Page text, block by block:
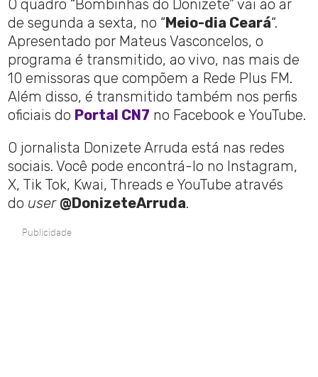
O quadro “Bombinhas do Donizete” vai ao ar
de segunda a sexta, no “ Meio-dia Ceará“.
Apresentado por Mateus Vasconcelos, o
programa é transmitido, ao vivo, nas mais de
10 emissoras que compõem a Rede Plus FM.
Além disso, é transmitido também nos perfis
oficiais do Portal CN7 no Facebook e YouTube.
O jornalista Donizete Arruda está nas redes
sociais. Você pode encontrá-lo no Instagram,
X, Tik Tok, Kwai, Threads e YouTube através
do user @DonizeteArruda.
Publicidade